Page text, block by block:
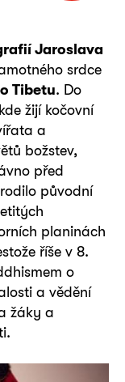
Jaroslava
srdce
Tibetu. Do
žijí kočovní
a
božstev,
před
původní
planinách
říše v 8.
o
a vědění
žáky a